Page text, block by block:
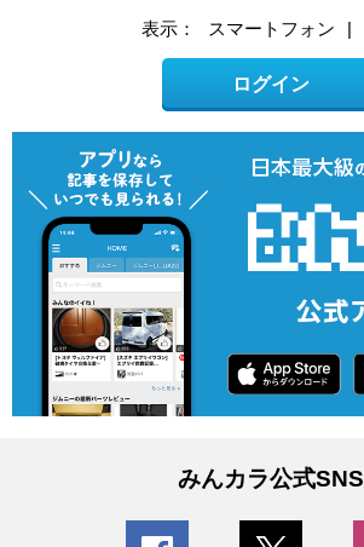
表示： スマートフォン |
ログイン
みんカラ公式SNS